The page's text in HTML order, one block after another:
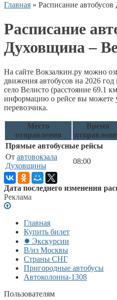
Главная » Расписание
Расписание
Духовщина –
На сайте Вокзалкин.ру можно
движения автобусов на 2026
село Велисто (расстояние 69.1
информацию о рейсе вы можете
перевозчика.
Место
отправления
Время
Прямые автобусные рейсы
От автовокзала
Духовщины
08:00
Дата последнего изменения
Реклама
Главная
Купить билет
✹ Экскурсии
В/из Москвы
Страны СНГ
Пригородные автобусы
Автоколонна-1308
Пользователям